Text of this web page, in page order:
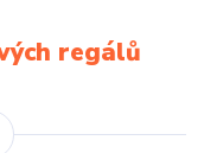
regálů